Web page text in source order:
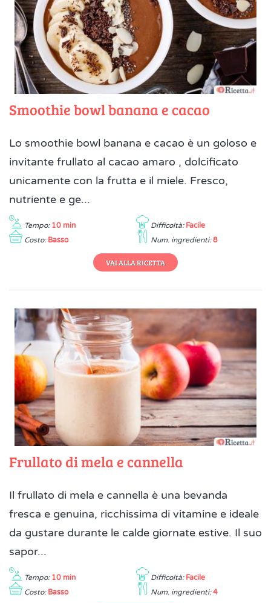
Smoothie bowl banana e cacao
Lo smoothie bowl banana e cacao è un goloso e
invitante frullato al cacao amaro , dolcificato
unicamente con la frutta e il miele. Fresco,
nutriente e ge...
Tempo: 10 min Difficoltà: Facile
Costo: Basso Num. ingredienti: 8
VAI ALLA RICETTA
Frullato di mela e cannella
Il frullato di mela e cannella è una bevanda
fresca e genuina, ricchissima di vitamine e ideale
da gustare durante le calde giornate estive. Il suo
sapor...
Tempo: 10 min Difficoltà: Facile
Costo: Basso Num. ingredienti: 4